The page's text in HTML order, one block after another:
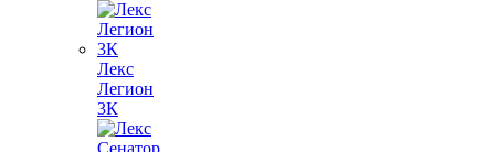
Лекс
Легион
3К